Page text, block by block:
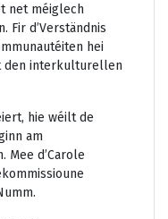
net méiglech
Fir d’Verständnis
hei
den interkulturellen
hie wéilt de
am
d’Carole